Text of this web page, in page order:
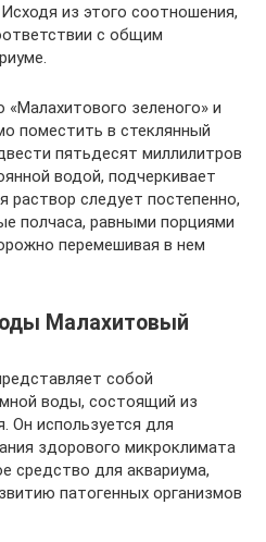
из этого соотношения,
с общим
зеленого» и
поместить в стеклянный
пятьдесят миллилитров
водой, подчеркивает
раствор следует постепенно,
полчаса, равными порциями
перемешивая в нем
Малахитовый
собой
воды, состоящий из
Он используется для
здорового микроклимата
средство для аквариума,
патогенных организмов